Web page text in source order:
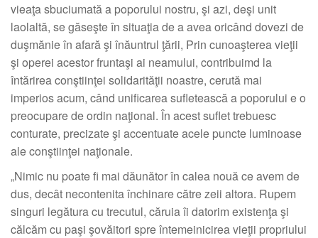
vieaţa sbuciumată a poporului nostru, şi azi, deşi unit
laolaltă, se găseşte în situaţia de a avea oricând dovezi de
duşmănie în afară şi înăuntrul ţării, Prin cunoaşterea vieţii
şi operei acestor fruntaşi ai neamului, contribuimd la
întărirea conştiinţei solidarităţii noastre, cerută mai
imperios acum, când unificarea sufletească a poporului e o
preocupare de ordin naţional. În acest suflet trebuesc
conturate, precizate şi accentuate acele puncte luminoase
ale conştiinţei naţionale.
„Nimic nu poate fi mai dăunător în calea nouă ce avem de
dus, decât necontenita închinare către zeii altora. Rupem
singuri legătura cu trecutul, căruia îi datorim existenţa şi
călcăm cu paşi şovăitori spre întemeinicirea vieţii propriului